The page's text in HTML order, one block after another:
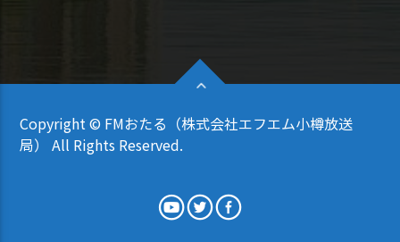
Copyright © FMおたる（株式会社エフエム小樽放送
局） All Rights Reserved.